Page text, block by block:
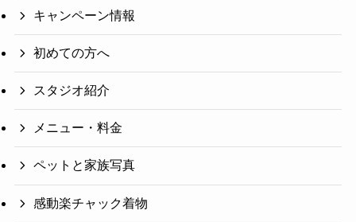
キャンペーン情報
初めての方へ
スタジオ紹介
メニュー・料金
ペットと家族写真
感動楽チャック着物